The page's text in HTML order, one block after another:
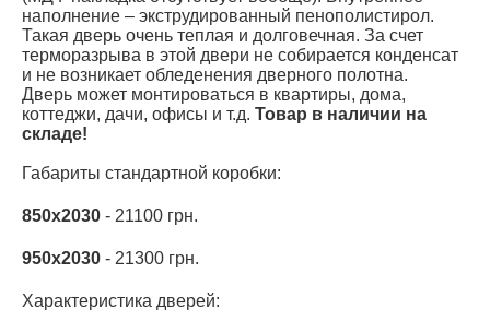
наполнение – экструдированный пенополистирол.
Такая дверь очень теплая и долговечная. За счет
терморазрыва в этой двери не собирается конденсат
и не возникает обледенения дверного полотна.
Дверь может монтироваться в квартиры, дома,
коттеджи, дачи, офисы и т.д. Товар в наличии на
складе!
Габариты стандартной коробки:
850х2030 - 21100 грн.
950х2030 - 21300 грн.
Характеристика дверей: